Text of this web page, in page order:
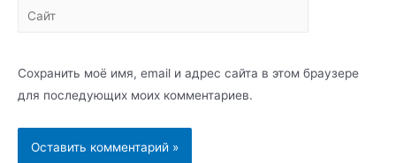
Сайт
Сохранить моё имя, email и адрес сайта в этом браузере
для последующих моих комментариев.